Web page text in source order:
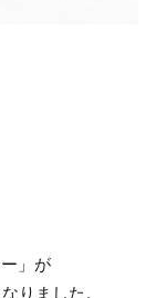
」が
りました。